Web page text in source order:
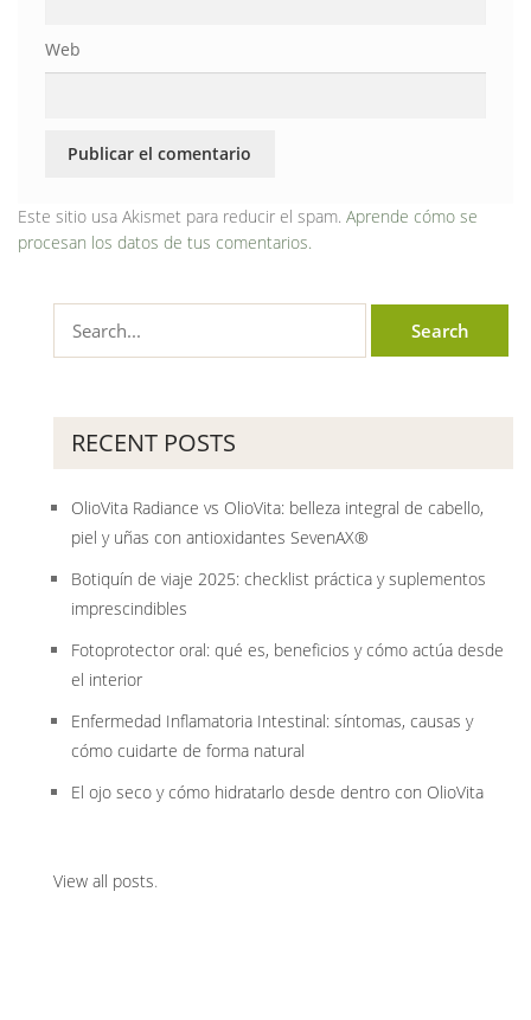
Web
Este sitio usa Akismet para reducir el spam. Aprende cómo se
procesan los datos de tus comentarios.
RECENT POSTS
OlioVita Radiance vs OlioVita: belleza integral de cabello,
piel y uñas con antioxidantes SevenAX®
Botiquín de viaje 2025: checklist práctica y suplementos
imprescindibles
Fotoprotector oral: qué es, beneficios y cómo actúa desde
el interior
Enfermedad Inflamatoria Intestinal: síntomas, causas y
cómo cuidarte de forma natural
El ojo seco y cómo hidratarlo desde dentro con OlioVita
View all posts.